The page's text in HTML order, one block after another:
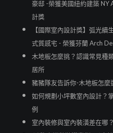
豪邸 -榮獲美國紐約建築 NY
計獎
【國際室內設計獎】弧光
式質感宅 - 榮獲芬蘭 Arch
木地板怎麼挑？認識常見種
居所
豬豬隊友告訴你-木地板怎麼
如何規劃小坪數室內設計？
例
室內裝修與室內裝潢差在哪